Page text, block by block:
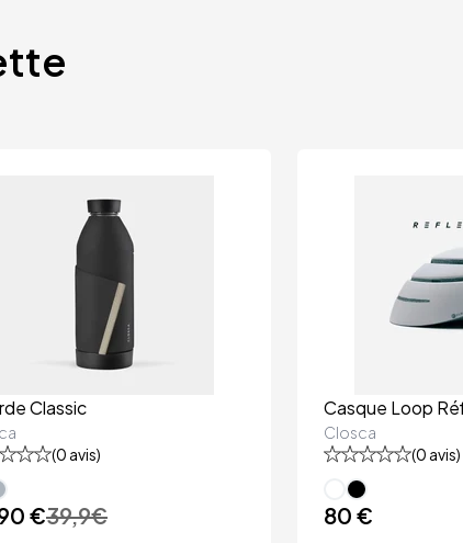
Classic
(0 avis)
€39,9€
Casque Loop
Closca
(0 avis)
80 €